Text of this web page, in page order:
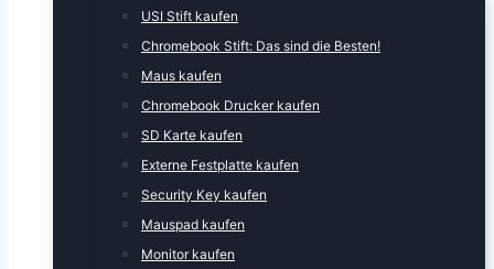
USI Stift kaufen
Chromebook Stift: Das sind die Besten!
Maus kaufen
Chromebook Drucker kaufen
SD Karte kaufen
Externe Festplatte kaufen
Security Key kaufen
Mauspad kaufen
Monitor kaufen